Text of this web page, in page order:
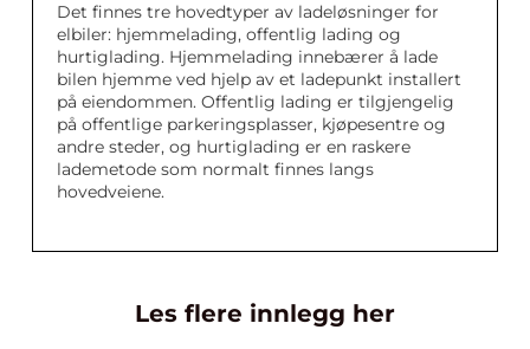
Det finnes tre hovedtyper av ladeløsninger for
elbiler: hjemmelading, offentlig lading og
hurtiglading. Hjemmelading innebærer å lade
bilen hjemme ved hjelp av et ladepunkt installert
på eiendommen. Offentlig lading er tilgjengelig
på offentlige parkeringsplasser, kjøpesentre og
andre steder, og hurtiglading er en raskere
lademetode som normalt finnes langs
hovedveiene.
Les flere innlegg her